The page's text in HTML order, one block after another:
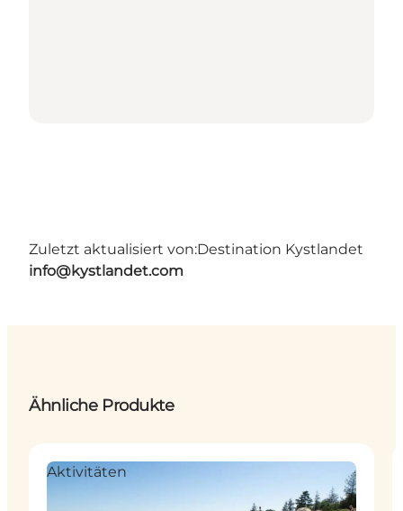
Zuletzt aktualisiert von:Destination Kystlandet
info@kystlandet.com
Ähnliche Produkte
Aktivitäten